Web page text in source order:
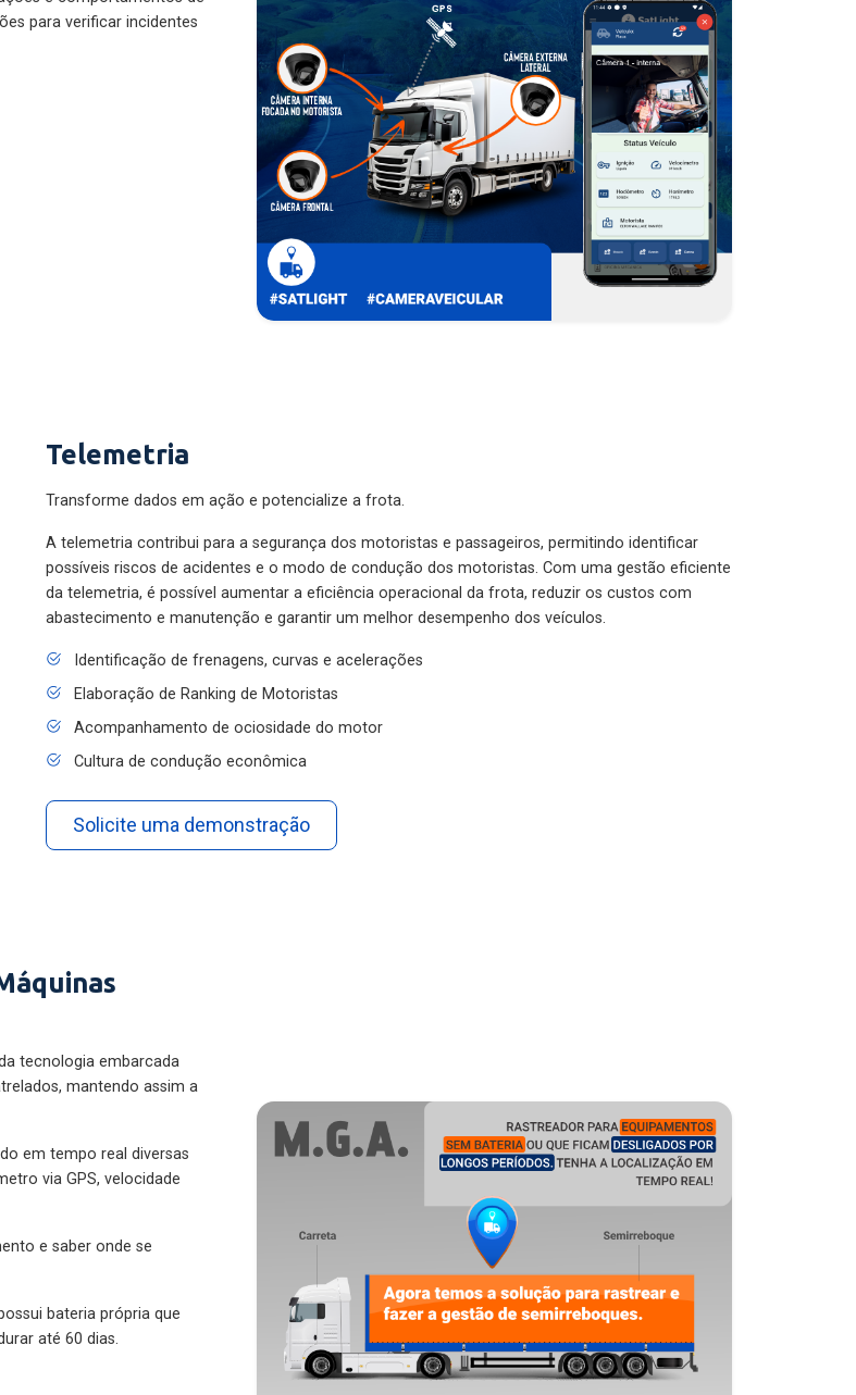
para verificar incidentes
Telemetria
Transforme dados em ação e potencialize a frota.
A telemetria contribui para a segurança dos motoristas e passageiros, permitindo identificar
possíveis riscos de acidentes e o modo de condução dos motoristas. Com uma gestão eficiente
da telemetria, é possível aumentar a eficiência operacional da frota, reduzir os custos com
abastecimento e manutenção e garantir um melhor desempenho dos veículos.
Identificação de frenagens, curvas e acelerações
Elaboração de Ranking de Motoristas
Acompanhamento de ociosidade do motor
Cultura de condução econômica
Solicite uma demonstração
tecnologia embarcada
mantendo assim a
em tempo real diversas
via GPS, velocidade
e saber onde se
bateria própria que
até 60 dias.